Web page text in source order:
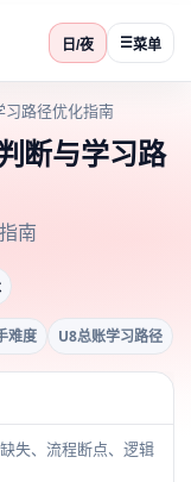
日/夜 ☰菜单
习路径优化指南
断与学习路
南
难度 U8总账学习路径
失、流程断点、逻辑